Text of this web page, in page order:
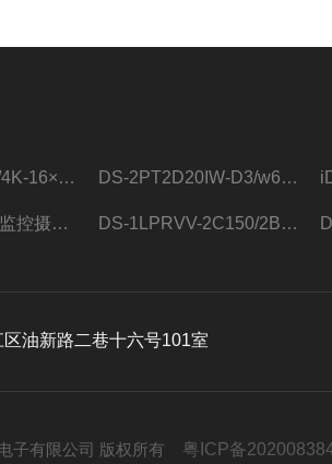
DS-8864N-R16/4K-16×4T/希捷16盘位录像机 DS-2PT2D20IW-D3/w64路高清硬盘录像机
C6C无极版萤石监控摄像头 DS-1LPRVV-2C150/2B监控室外夜视高清电源线护套线200米/卷
区油新路二巷十六号101室
子有限公司 版权所有 粤ICP备